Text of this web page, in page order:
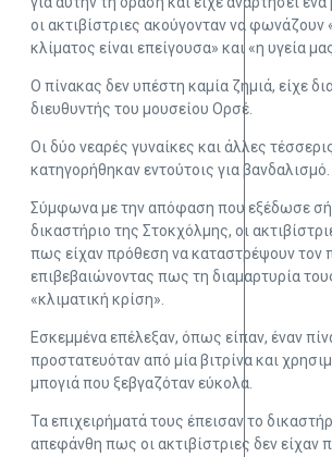
οι ακτιβίστριες ακούγονταν να φωνάζουν
κλίματος είναι επείγουσα» και «η υγεία
Ο πίνακας δεν υπέστη καμία ζημιά, είχε
διευθυντής του μουσείου Ορσέ.
Οι δύο νεαρές γυναίκες και άλλες
κατηγορήθηκαν εντούτοις για βανδαλισμό.
Σύμφωνα με την απόφαση που εξέδωσε
δικαστήριο της Στοκχόλμης, οι
πως είχαν πρόθεση να καταστρέψουν τον
επιβεβαιώνοντας πως τη διαμαρτυρία
«κλιματική κρίση».
Εσκεμμένα επέλεξαν, όπως είπαν, έναν
προστατευόταν από μία βιτρίνα και
μπογιά που ξεβγαζόταν εύκολα.
Τα επιχειρήματά τους έπεισαν το
απεφάνθη πως οι ακτιβίστριες δεν είχαν